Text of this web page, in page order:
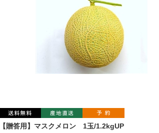
【贈答用】マスクメロン 1玉/1.2kgUP